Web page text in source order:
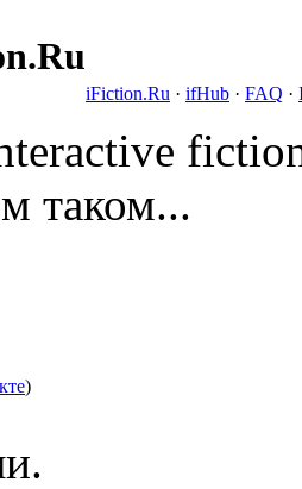
iFiction.Ru · ifHub · FAQ ·
таком...
)